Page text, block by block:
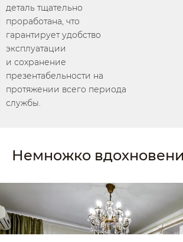
деталь тщательно
проработана, что
гарантирует удобство
эксплуатации
и сохранение
презентабельности на
протяжении всего периода
службы.
Немножко